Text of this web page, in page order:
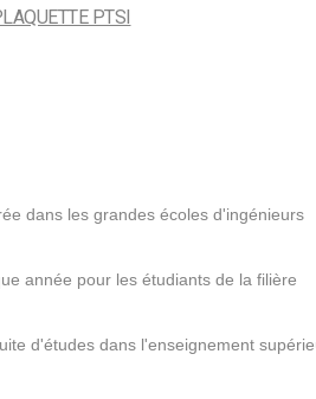
PTSI
dans les grandes écoles d'ingénieurs
année pour les étudiants de la filière
d'études dans l'enseignement